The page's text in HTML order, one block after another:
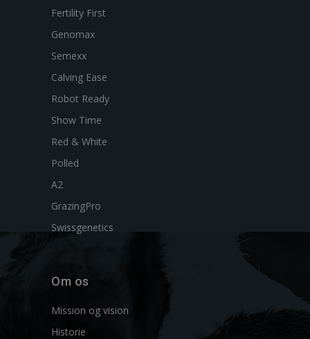
Fertility First
Genomax
Semexx
Calving Ease
Robot Ready
Show Time
Red & White
Polled
A2
GrazingPro
Swissgenetics
Om os
Mission og vision
Historie